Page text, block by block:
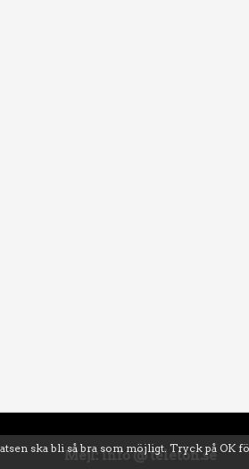
ska bli så bra som möjligt. Tryck på OK
Mejl: info @ teleton.se